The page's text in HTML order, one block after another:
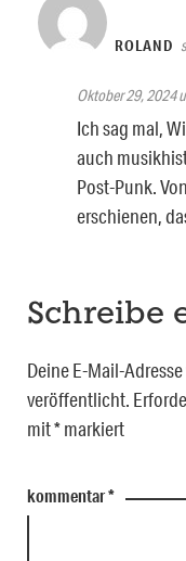
ROLAND
Oktober 29, 2024
Ich sag mal,
auch
Post-Punk.
erschienen,
Schreibe
Deine E-Mail-
veröffentlicht.
mit*markiert
kommentar*